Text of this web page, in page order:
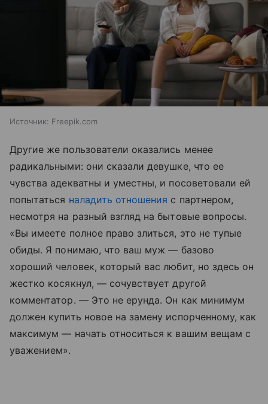
Источник: Freepik.com
Другие же пользователи оказались менее
радикальными: они сказали девушке, что ее
чувства адекватны и уместны, и посоветовали ей
попытаться наладить отношения с партнером,
несмотря на разный взгляд на бытовые вопросы.
«Вы имеете полное право злиться, это не тупые
обиды. Я понимаю, что ваш муж — базово
хороший человек, который вас любит, но здесь он
жестко косякнул, — сочувствует другой
комментатор. — Это не ерунда. Он как минимум
должен купить новое на замену испорченному, как
максимум — начать относиться к вашим вещам с
уважением».